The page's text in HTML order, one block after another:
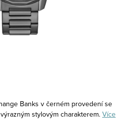
Banks v černém provedení se
stylovým charakterem. Více